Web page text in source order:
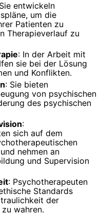
entwickeln
um die
Patienten zu
Therapieverlauf zu
: In der Arbeit mit
sie bei der Lösung
und Konflikten.
: Sie bieten
von psychischen
des psychischen
:
sich auf dem
nehmen an
und Supervision
: Psychotherapeuten
Standards
der
wahren.